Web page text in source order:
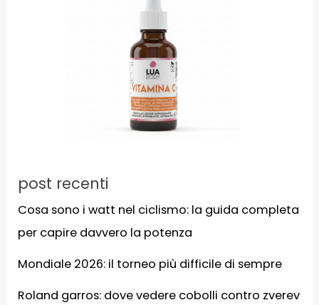
post recenti
Cosa sono i watt nel ciclismo: la guida completa
per capire davvero la potenza
Mondiale 2026: il torneo più difficile di sempre
Roland garros: dove vedere cobolli contro zverev